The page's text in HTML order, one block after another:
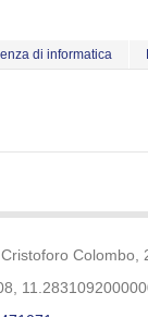
di informatica
Colombo,